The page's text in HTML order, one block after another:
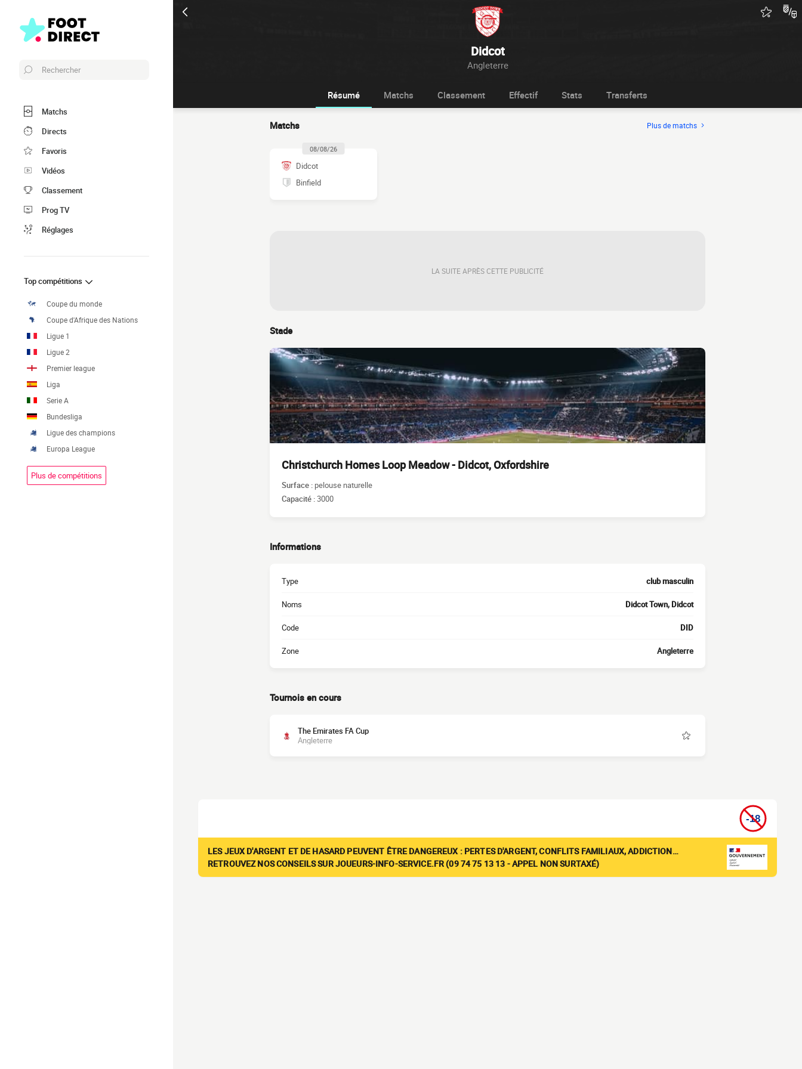
Didcot
Angleterre
Rechercher
Matchs
Directs
Favoris
Vidéos
Classement
Prog TV
Réglages
Top compétitions
Coupe du monde
Coupe d'Afrique des Nations
Ligue 1
Ligue 2
Premier league
Liga
Serie A
Bundesliga
Ligue des champions
Europa League
Plus de compétitions
Résumé Matchs Classement Effectif Stats Transferts
Matchs Plus de matchs
08/08/26
Didcot
Binfield
LA SUITE APRÈS CETTE PUBLICITÉ
Stade
Christchurch Homes Loop Meadow - Didcot, Oxfordshire
Surface : pelouse naturelle
Capacité :3000
Informations
Type club masculin
Noms Didcot Town, Didcot
Code DID
Zone Angleterre
Tournois en cours
The Emirates FA Cup
Angleterre
LES JEUX D'ARGENT ET DE HASARD PEUVENT ÊTRE DANGEREUX : PERTES D'ARGENT, CONFLITS FAMILIAUX, ADDICTION…
RETROUVEZ NOS CONSEILS SUR JOUEURS-INFO-SERVICE.FR (09 74 75 13 13 - APPEL NON SURTAXÉ)